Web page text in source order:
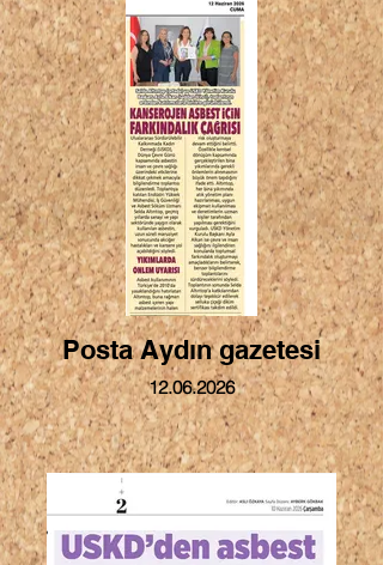
Posta Aydın gazetesi
12.06.2026